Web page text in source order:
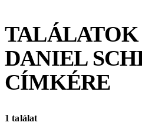
TALÁLATOK
DANIEL
CÍMKÉRE
1 találat